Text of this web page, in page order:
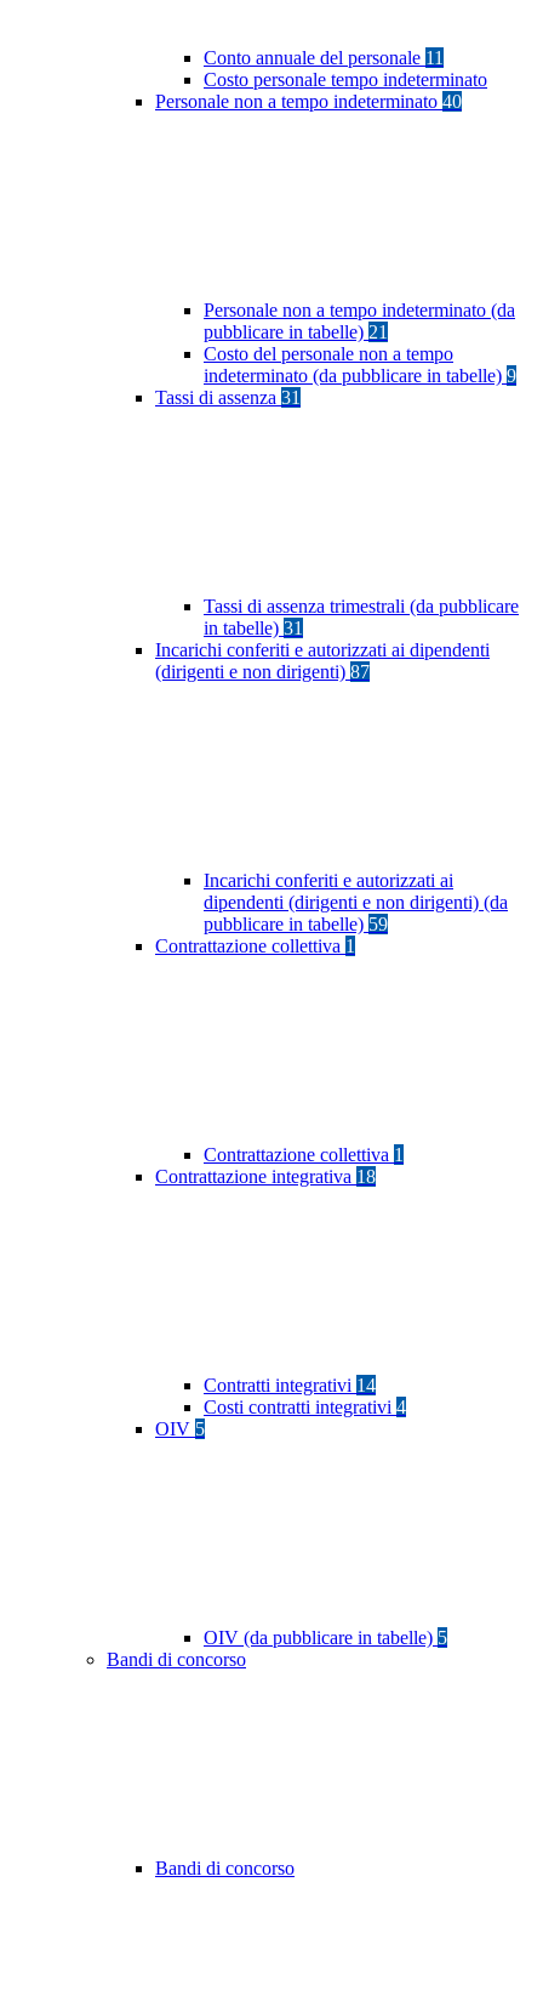
Conto annuale del personale 11
Costo personale tempo indeterminato
Personale non a tempo indeterminato 40
Personale non a tempo indeterminato (da
pubblicare in tabelle) 21
Costo del personale non a tempo
indeterminato (da pubblicare in tabelle) 9
Tassi di assenza 31
Tassi di assenza trimestrali (da pubblicare
in tabelle) 31
Incarichi conferiti e autorizzati ai dipendenti
(dirigenti e non dirigenti) 87
Incarichi conferiti e autorizzati ai
dipendenti (dirigenti e non dirigenti) (da
pubblicare in tabelle) 59
Contrattazione collettiva 1
Contrattazione collettiva 1
Contrattazione integrativa 18
Contratti integrativi 14
Costi contratti integrativi 4
OIV 5
OIV (da pubblicare in tabelle) 5
Bandi di concorso
Bandi di concorso